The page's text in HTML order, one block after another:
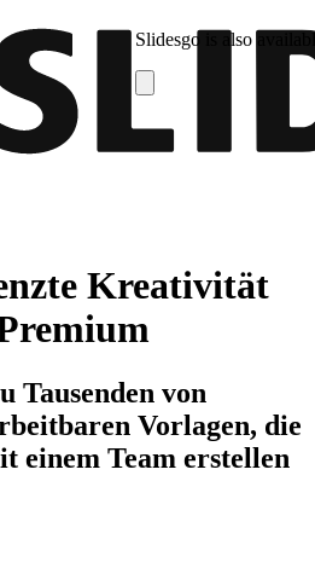
Slidesgo is also
Kreativität
Tausenden von
Vorlagen, die
einem Team erstellen